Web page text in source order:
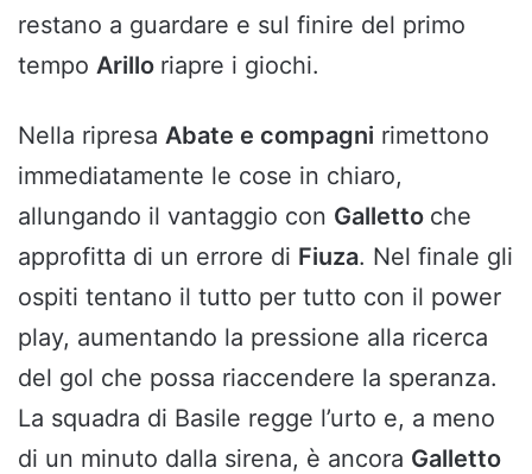
restano a guardare e sul finire del primo
tempo Arillo riapre i giochi.
Nella ripresa Abate e compagni rimettono
immediatamente le cose in chiaro,
allungando il vantaggio con Galletto che
approfitta di un errore di Fiuza. Nel finale gli
ospiti tentano il tutto per tutto con il power
play, aumentando la pressione alla ricerca
del gol che possa riaccendere la speranza.
La squadra di Basile regge l’urto e, a meno
di un minuto dalla sirena, è ancora Galletto